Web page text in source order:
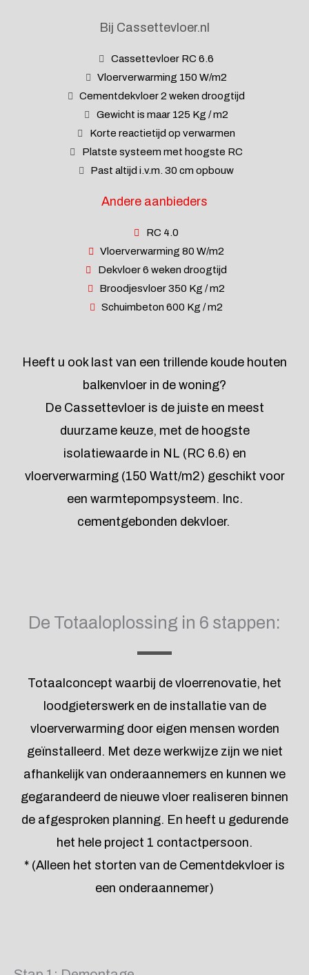
Bij Cassettevloer.nl
Cassettevloer RC 6.6
Vloerverwarming 150 W/m2
Cementdekvloer 2 weken droogtijd
Gewicht is maar 125 Kg / m2
Korte reactietijd op verwarmen
Platste systeem met hoogste RC
Past altijd i.v.m. 30 cm opbouw
Andere aanbieders
RC 4.0
Vloerverwarming 80 W/m2
Dekvloer 6 weken droogtijd
Broodjesvloer 350 Kg / m2
Schuimbeton 600 Kg / m2
Heeft u ook last van een trillende koude houten
balkenvloer in de woning?
De Cassettevloer is de juiste en meest
duurzame keuze, met de hoogste
isolatiewaarde in NL (RC 6.6) en
vloerverwarming (150 Watt/m2) geschikt voor
een warmtepompsysteem. Inc.
cementgebonden dekvloer.
De Totaaloplossing in 6 stappen:
Totaalconcept waarbij de vloerrenovatie, het
loodgieterswerk en de installatie van de
vloerverwarming door eigen mensen worden
geïnstalleerd. Met deze werkwijze zijn we niet
afhankelijk van onderaannemers en kunnen we
gegarandeerd de nieuwe vloer realiseren binnen
de afgesproken planning. En heeft u gedurende
het hele project 1 contactpersoon.
* (Alleen het storten van de Cementdekvloer is
een onderaannemer)